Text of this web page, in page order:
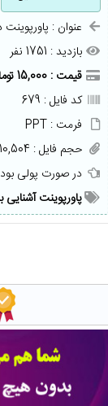
عنوان :
بازدید : 1751 نفر
قیمت : 15,000 تومان
کد فایل : 679
فرمت : PPT
حجم فایل : 10,504 مگابایت
در صورت پولی
پاورپوینت آشنایی